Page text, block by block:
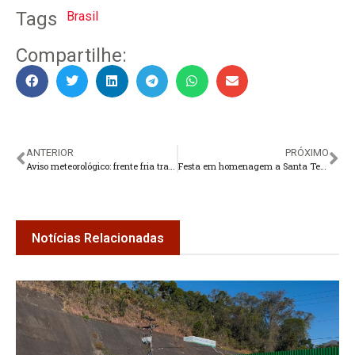
Tags Brasil
Compartilhe:
ANTERIOR
PRÓXIMO
Notícias Relacionadas